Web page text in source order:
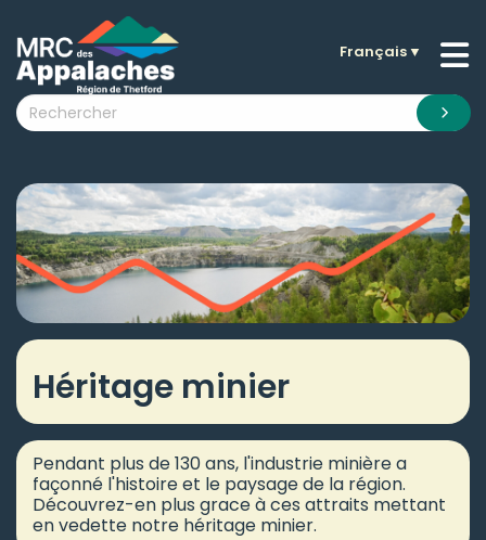
submenu (La MRC )
submenu (Citoyens )
submenu (Visiteurs )
submenu (Nouvelles )
submenu (Documentation )
Français▼
Héritage minier
Pendant plus de 130 ans, l'industrie minière a
façonné l'histoire et le paysage de la région.
Découvrez-en plus grace à ces attraits mettant
en vedette notre héritage minier.